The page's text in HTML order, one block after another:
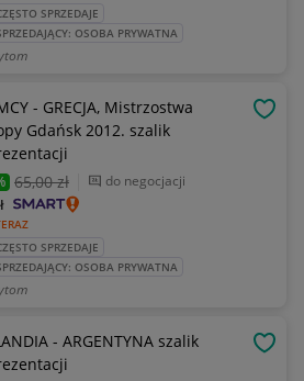
SPRZEDAJE
OSOBA PRYWATNA
- GRECJA, Mistrzostwa
Gdańsk 2012. szalik
65,00 zł do negocjacji
SPRZEDAJE
OSOBA PRYWATNA
- ARGENTYNA szalik